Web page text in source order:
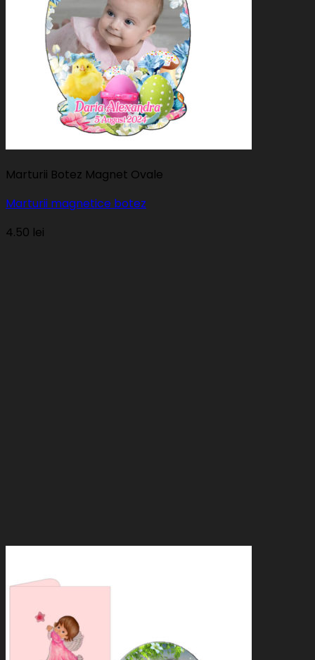
Marturii Botez Magnet Ovale
Marturii magnetice botez
4.50 lei